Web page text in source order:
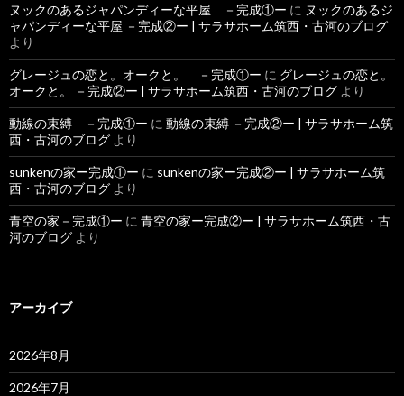
ヌックのあるジャパンディーな平屋 －完成①ー に ヌックのあるジ
ャパンディーな平屋 －完成②ー | サラサホーム筑西・古河のブログ
より
グレージュの恋と。オークと。 －完成①ー に グレージュの恋と。
オークと。 －完成②ー | サラサホーム筑西・古河のブログ より
動線の束縛 －完成①ー に 動線の束縛 －完成②ー | サラサホーム筑
西・古河のブログ より
sunkenの家ー完成①ー に sunkenの家ー完成②ー | サラサホーム筑
西・古河のブログ より
青空の家－完成①ー に 青空の家ー完成②ー | サラサホーム筑西・古
河のブログ より
アーカイブ
2026年8月
2026年7月